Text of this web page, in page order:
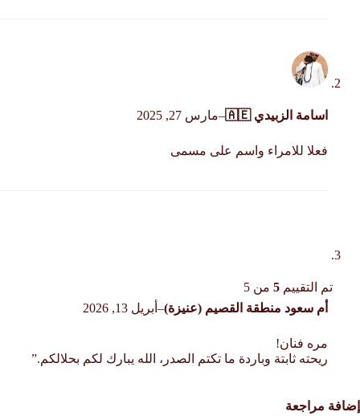
اسامة الزبيدي 🇦🇪 –مارس 27, 2025
فعلا للامراء واسم على مسمى
تم التقييم 5من 5
أم سعود منطقة القصيم (عنيزة)– أبريل 13, 2026
مره فنان!
ريحته ثابتة وباردة ما تكتم الصدر، الله يبارك لكم بحلالكم.”
إضافة مراجعة